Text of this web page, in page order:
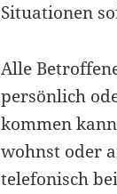
Situationen
Alle
persönlich
kommen
wohnst oder
telefonisch